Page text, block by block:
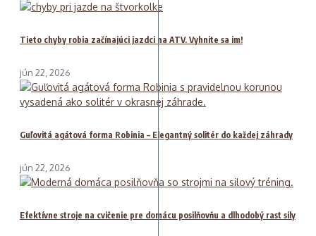
Tieto chyby robia začínajúci jazdci na ATV. Vyhnite sa im!
jún 22, 2026
Guľovitá agátová forma Robinia – Elegantný solitér do každej záhrady
jún 22, 2026
Efektívne stroje na cvičenie pre domácu posilňovňu a dlhodobý rast sily